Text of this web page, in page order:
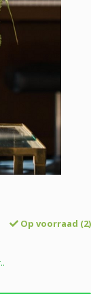
Op voorraad (2)